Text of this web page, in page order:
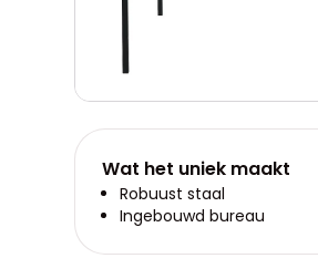
Wat het uniek maakt
Robuust staal
Ingebouwd bureau